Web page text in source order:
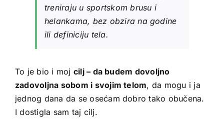
treniraju u sportskom brusu i
helankama, bez obzira na godine
ili definiciju tela.
To je bio i moj cilj – da budem dovoljno
zadovoljna sobom i svojim telom, da mogu i ja
jednog dana da se osećam dobro tako obučena.
I dostigla sam taj cilj.